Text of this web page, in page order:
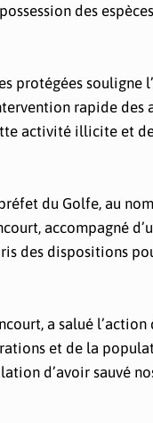
des
protégées
rapide
activité illicite et
du Golfe, au
accompagné
des dispositions
a salué
et de la
d’avoir sauvé